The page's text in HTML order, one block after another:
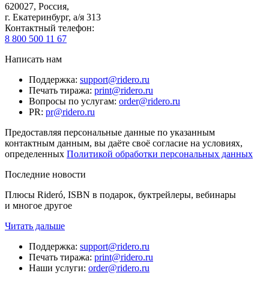
620027, Россия,
г. Екатеринбург, а/я 313
Контактный телефон:
8 800 500 11 67
Написать нам
Поддержка: support@ridero.ru
Печать тиража: print@ridero.ru
Вопросы по услугам: order@ridero.ru
PR: pr@ridero.ru
Предоставляя персональные данные по указанным
контактным данным, вы даёте своё согласие на условиях,
определенных Политикой обработки персональных данных
Последние новости
Плюсы Rideró, ISBN в подарок, буктрейлеры, вебинары
и многое другое
Читать дальше
Поддержка: support@ridero.ru
Печать тиража: print@ridero.ru
Наши услуги: order@ridero.ru